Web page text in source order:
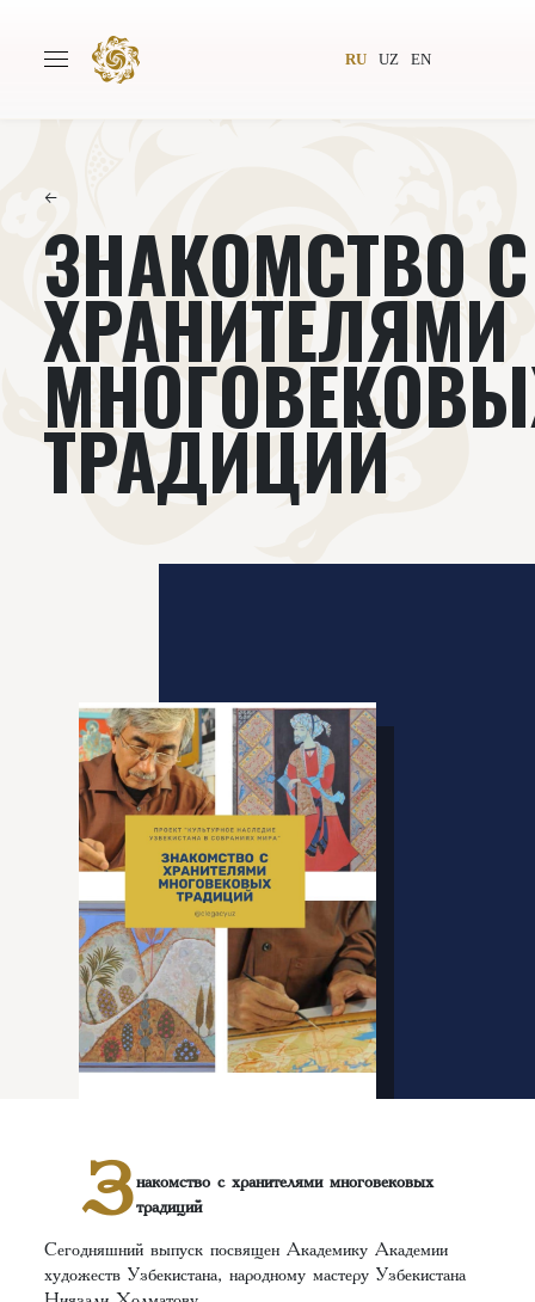
RU UZ EN
Авторы Всемирное общество
Издательство Новости
Проекты Подкасты
Книги Видеолекторий
←
ЗНАКОМСТВО С
ХРАНИТЕЛЯМИ
ТРАДИЦИЙ
З накомство с хранителями многовековых
традиций
Сегодняшний выпуск посвящен Академику Академии
художеств Узбекистана, народному мастеру Узбекистана